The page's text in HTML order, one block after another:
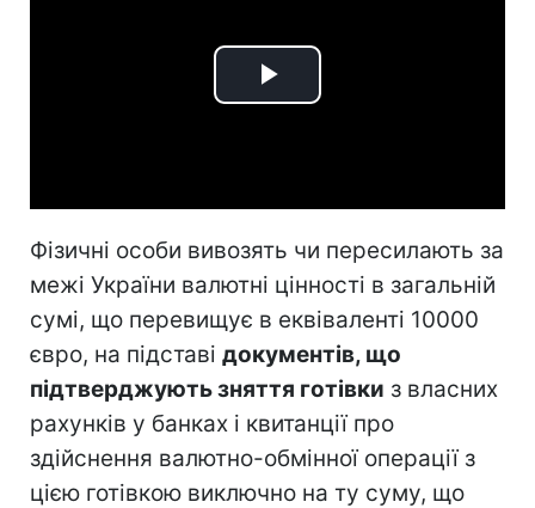
Play
Фізичні особи вивозять чи пересилають за
межі України валютні цінності в загальній
сумі, що перевищує в еквіваленті 10000
євро, на підставі документів, що
підтверджують зняття готівки з власних
рахунків у банках і квитанції про
здійснення валютно-обмінної операції з
цією готівкою виключно на ту суму, що